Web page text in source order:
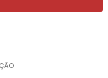
Seja para
esta
necessária